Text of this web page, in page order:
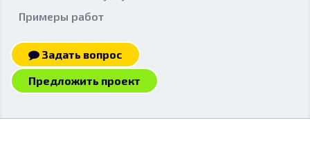
Примеры работ
Задать вопрос
Предложить проект